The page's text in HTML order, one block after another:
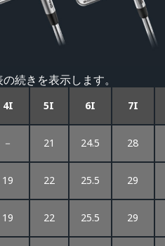
続きを表示します。
4I 5I 6I 7I
－ 21 24.5 28
19 22 25.5 29
19 22 25.5 29